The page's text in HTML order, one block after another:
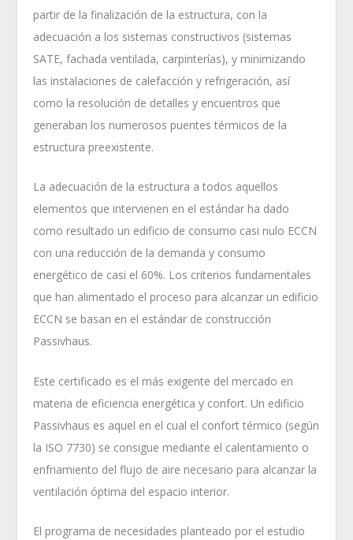
partir de la finalización de la estructura, con la
adecuación a los sistemas constructivos (sistemas
SATE, fachada ventilada, carpinterías), y minimizando
las instalaciones de calefacción y refrigeración, así
como la resolución de detalles y encuentros que
generaban los numerosos puentes térmicos de la
estructura preexistente.
La adecuación de la estructura a todos aquellos
elementos que intervienen en el estándar ha dado
como resultado un edificio de consumo casi nulo ECCN
con una reducción de la demanda y consumo
energético de casi el 60%. Los criterios fundamentales
que han alimentado el proceso para alcanzar un edificio
ECCN se basan en el estándar de construcción
Passivhaus.
Este certificado es el más exigente del mercado en
materia de eficiencia energética y confort. Un edificio
Passivhaus es aquel en el cual el confort térmico (según
la ISO 7730) se consigue mediante el calentamiento o
enfriamiento del flujo de aire necesario para alcanzar la
ventilación óptima del espacio interior.
El programa de necesidades planteado por el estudio